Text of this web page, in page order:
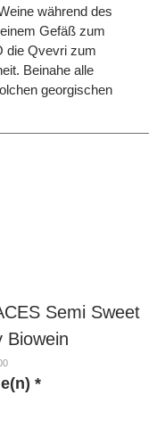
während des
Gefäß zum
die Qvevri zum
Beinahe alle
georgischen
Semi Sweet
Biowein
*